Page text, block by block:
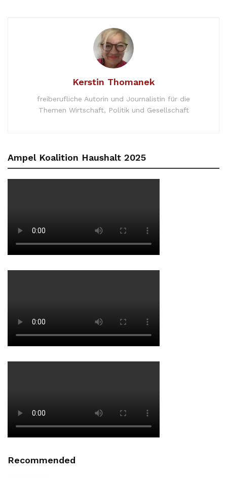
Kerstin Thomanek
freiberufliche Autorin und Journalistin für die
Themen Wirtschaft, Politik und Gesellschaft
Ampel Koalition Haushalt 2025
Recommended